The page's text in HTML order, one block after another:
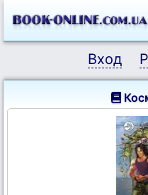
Вход